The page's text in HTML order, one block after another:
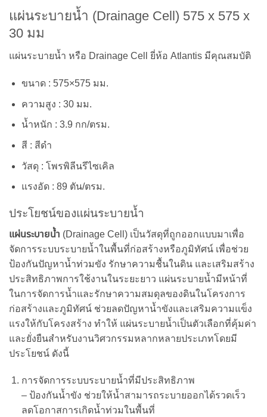
แผ่นระบายน้ำ (Drainage Cell) 575 x 575 x
30 มม
แผ่นระบายน้ำ หรือ Drainage Cell ยี่ห้อ Atlantis มีคุณสมบัติ
ขนาด : 575×575 มม.
ความสูง : 30 มม.
น้ำหนัก : 3.9 กก/ตรม.
สี : สีดำ
วัสดุ : โพรพิลีนรีไซเคิล
แรงอัด : 89 ตัน/ตรม.
ประโยชน์ของแผ่นระบายน้ำ
แผ่นระบายน้ำ (Drainage Cell) เป็นวัสดุที่ถูกออกแบบมาเพื่อ
จัดการระบบระบายน้ำในพื้นที่ก่อสร้างหรือภูมิทัศน์ เพื่อช่วย
ป้องกันปัญหาน้ำท่วมขัง รักษาความชื้นในดิน และเสริมสร้าง
ประสิทธิภาพการใช้งานในระยะยาว แผ่นระบายน้ำมีหน้าที่
ในการจัดการน้ำและรักษาความสมดุลของดินในโครงการ
ก่อสร้างและภูมิทัศน์ ช่วยลดปัญหาน้ำขังและเสริมความแข็ง
แรงให้กับโครงสร้าง ทำให้ แผ่นระบายน้ำเป็นตัวเลือกที่คุ้มค่า
และยั่งยืนสำหรับงานวิศวกรรมหลากหลายประเภทโดยมี
ประโยชน์ ดังนี้
การจัดการระบบระบายน้ำที่มีประสิทธิภาพ
– ป้องกันน้ำขัง ช่วยให้น้ำสามารถระบายออกได้รวดเร็ว
ลดโอกาสการเกิดน้ำท่วมในพื้นที่